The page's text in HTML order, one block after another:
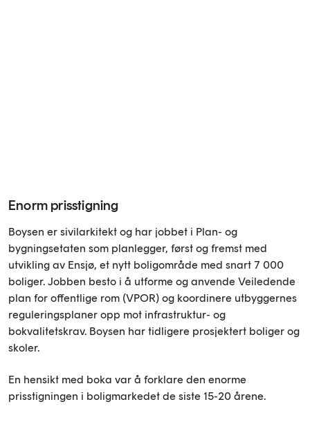
Enorm prisstigning
Boysen er sivilarkitekt og har jobbet i Plan- og
bygningsetaten som planlegger, først og fremst med
utvikling av Ensjø, et nytt boligområde med snart 7 000
boliger. Jobben besto i å utforme og anvende Veiledende
plan for offentlige rom (VPOR) og koordinere utbyggernes
reguleringsplaner opp mot infrastruktur- og
bokvalitetskrav. Boysen har tidligere prosjektert boliger og
skoler.
En hensikt med boka var å forklare den enorme
prisstigningen i boligmarkedet de siste 15-20 årene.